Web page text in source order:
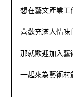
想在藝文產業工
喜歡充滿人情味
那就歡迎加入藝
一起來為藝術村